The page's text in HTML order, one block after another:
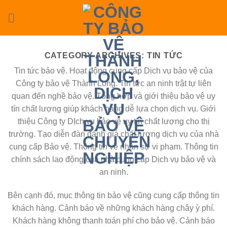
CATEGORY ARCHIVES: TIN TỨC
Tin tức bảo vệ. Hoạt động cung cấp Dịch vụ bảo vệ của
Công ty bảo vệ Thành Long. Tin tức an ninh trật tự liên
quan đến nghề bảo vệ. Tổng hợp và giới thiệu bảo vệ uy
tín chất lượng giúp khách hàng dễ lựa chọn dịch vụ. Giới
thiệu Công ty DỊch vụ bảo vệ uy tín chất lượng cho thị
trường. Tạo diễn đàn đánh giá chất lượng dịch vụ của nhà
cung cấp Bảo vệ. Thông tin về nhân sự vi phạm. Thông tin
chính sách lao động của nhà cung cấp Dịch vụ bảo vệ và
an ninh.
Bên cạnh đó, mục thông tin bảo vệ cũng cung cấp thông tin
khách hàng. Cảnh báo về những khách hàng chây ỳ phí.
Khách hàng không thanh toán phí cho bảo vệ. Cảnh báo